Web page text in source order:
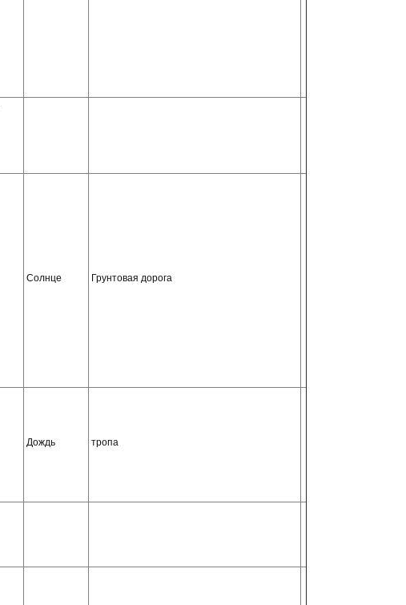
Солнце Грунтовая дорога
Дождь тропа